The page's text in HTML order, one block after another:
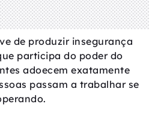
de produzir insegurança
participa do poder do
adoecem exatamente
passam a trabalhar se